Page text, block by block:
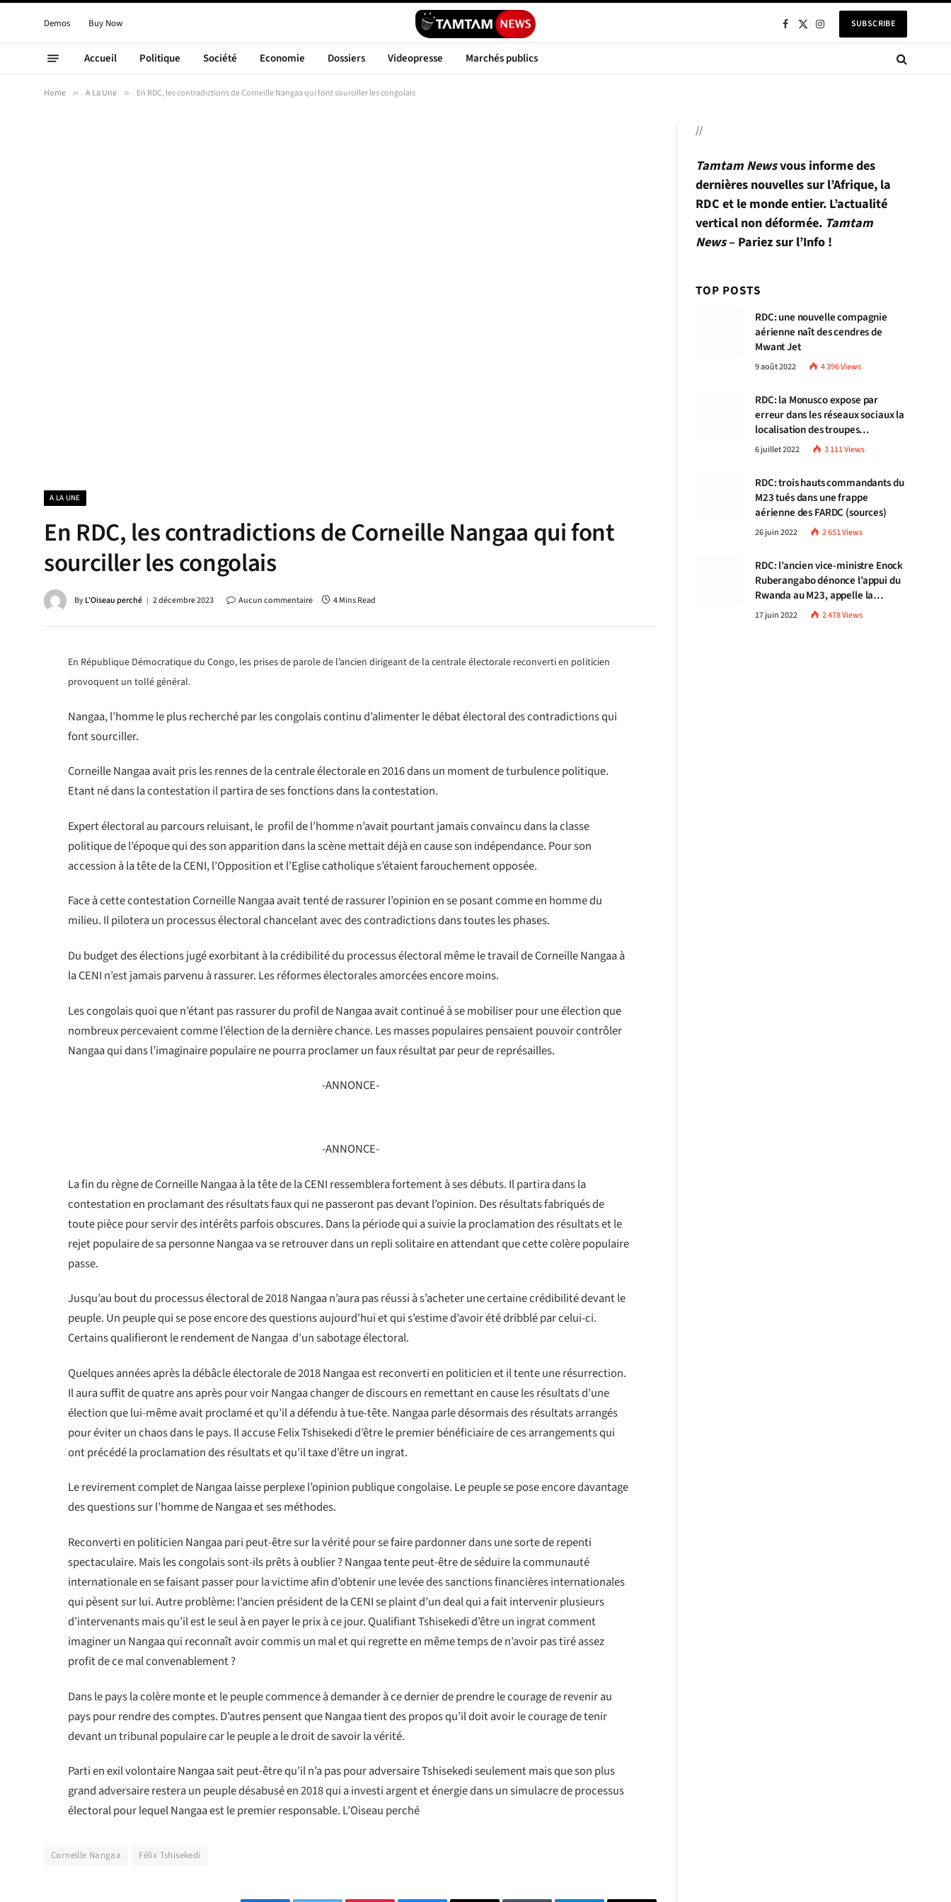
Demos Buy Now Facebook
X
InstagramSUBSCRIBE
Accueil Politique Société Economie Dossiers Videopresse Marchés publics
Home » A La Une » En RDC, les contradictions de Corneille Nangaa qui font sourciller les congolais
A LA UNE
En RDC, les contradictions de Corneille Nangaa qui font
sourciller les congolais
ByL'Oiseau perché 2 décembre 2023 Aucun commentaire 4 Mins Read
En République Démocratique du Congo, les prises de parole de l’ancien dirigeant de la centrale électorale reconverti en politicien
provoquent un tollé général.
Nangaa, l’homme le plus recherché par les congolais continu d’alimenter le débat électoral des contradictions qui
font sourciller.
Corneille Nangaa avait pris les rennes de la centrale électorale en 2016 dans un moment de turbulence politique.
Etant né dans la contestation il partira de ses fonctions dans la contestation.
Expert électoral au parcours reluisant, le profil de l’homme n’avait pourtant jamais convaincu dans la classe
politique de l’époque qui des son apparition dans la scène mettait déjà en cause son indépendance. Pour son
accession à la tête de la CENI, l’Opposition et l’Eglise catholique s’étaient farouchement opposée.
Face à cette contestation Corneille Nangaa avait tenté de rassurer l’opinion en se posant comme en homme du
milieu. Il pilotera un processus électoral chancelant avec des contradictions dans toutes les phases.
Du budget des élections jugé exorbitant à la crédibilité du processus électoral même le travail de Corneille Nangaa à
la CENI n’est jamais parvenu à rassurer. Les réformes électorales amorcées encore moins.
Les congolais quoi que n’étant pas rassurer du profil de Nangaa avait continué à se mobiliser pour une élection que
nombreux percevaient comme l’élection de la dernière chance. Les masses populaires pensaient pouvoir contrôler
Nangaa qui dans l’imaginaire populaire ne pourra proclamer un faux résultat par peur de représailles.
-ANNONCE-
-ANNONCE-
La fin du règne de Corneille Nangaa à la tête de la CENI ressemblera fortement à ses débuts. Il partira dans la
contestation en proclamant des résultats faux qui ne passeront pas devant l’opinion. Des résultats fabriqués de
toute pièce pour servir des intérêts parfois obscures. Dans la période qui a suivie la proclamation des résultats et le
rejet populaire de sa personne Nangaa va se retrouver dans un repli solitaire en attendant que cette colère populaire
passe.
Jusqu’au bout du processus électoral de 2018 Nangaa n’aura pas réussi à s’acheter une certaine crédibilité devant le
peuple. Un peuple qui se pose encore des questions aujourd’hui et qui s’estime d’avoir été dribblé par celui-ci.
Certains qualifieront le rendement de Nangaa d’un sabotage électoral.
Quelques années après la débâcle électorale de 2018 Nangaa est reconverti en politicien et il tente une résurrection.
Il aura suffit de quatre ans après pour voir Nangaa changer de discours en remettant en cause les résultats d’une
élection que lui-même avait proclamé et qu’il a défendu à tue-tête. Nangaa parle désormais des résultats arrangés
pour éviter un chaos dans le pays. Il accuse Felix Tshisekedi d’être le premier bénéficiaire de ces arrangements qui
ont précédé la proclamation des résultats et qu’il taxe d’être un ingrat.
Le revirement complet de Nangaa laisse perplexe l’opinion publique congolaise. Le peuple se pose encore davantage
des questions sur l’homme de Nangaa et ses méthodes.
Reconverti en politicien Nangaa pari peut-être sur la vérité pour se faire pardonner dans une sorte de repenti
spectaculaire. Mais les congolais sont-ils prêts à oublier ? Nangaa tente peut-être de séduire la communauté
internationale en se faisant passer pour la victime afin d’obtenir une levée des sanctions financières internationales
qui pèsent sur lui. Autre problème: l’ancien président de la CENI se plaint d’un deal qui a fait intervenir plusieurs
d’intervenants mais qu’il est le seul à en payer le prix à ce jour. Qualifiant Tshisekedi d’être un ingrat comment
imaginer un Nangaa qui reconnaît avoir commis un mal et qui regrette en même temps de n’avoir pas tiré assez
profit de ce mal convenablement ?
Dans le pays la colère monte et le peuple commence à demander à ce dernier de prendre le courage de revenir au
pays pour rendre des comptes. D’autres pensent que Nangaa tient des propos qu’il doit avoir le courage de tenir
devant un tribunal populaire car le peuple a le droit de savoir la vérité.
Parti en exil volontaire Nangaa sait peut-être qu’il n’a pas pour adversaire Tshisekedi seulement mais que son plus
grand adversaire restera un peuple désabusé en 2018 qui a investi argent et énergie dans un simulacre de processus
électoral pour lequel Nangaa est le premier responsable. L’Oiseau perché
Corneille Nangaa Félix Tshisekedi
//
Tamtam Newsvous informe des
dernières nouvelles sur l’Afrique, la
RDC et le monde entier. L’actualité
vertical non déformée. Tamtam
News– Pariez sur l’Info !
TOP POSTS
RDC: une nouvelle compagnie
aérienne naît des cendres de
Mwant Jet
9 août 2022 4 396Views
RDC: la Monusco expose par
erreur dans les réseaux sociaux la
localisation des troupes
congolaises
6 juillet 2022 3 111Views
RDC: trois hauts commandants du
M23 tués dans une frappe
aérienne des FARDC (sources)
26 juin 2022 2 651Views
RDC: l’ancien vice-ministre Enock
Ruberangabo dénonce l’appui du
Rwanda au M23, appelle la
communauté internationale à
stopper Kigali
17 juin 2022 2 478Views